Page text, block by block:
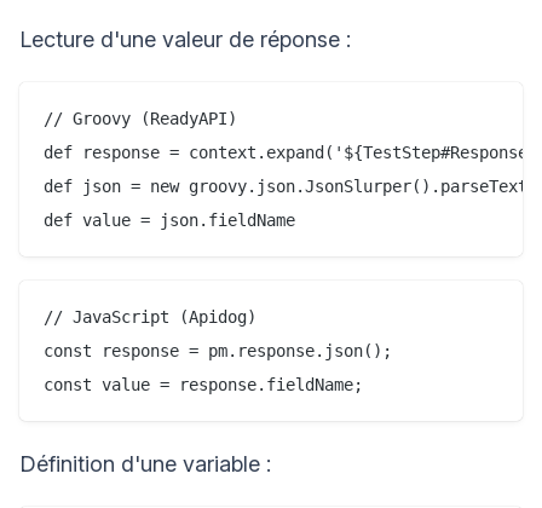
Lecture d'une valeur de réponse :
// Groovy (ReadyAPI)
def response =
def json = new
// JavaScript (Apidog)
const response = pm.response.json();
Définition d'une variable :